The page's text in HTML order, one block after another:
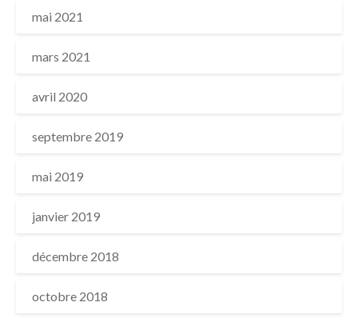
mai 2021
mars 2021
avril 2020
septembre 2019
mai 2019
janvier 2019
décembre 2018
octobre 2018